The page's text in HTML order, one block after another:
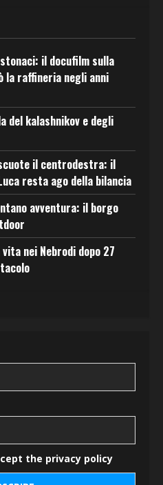
il docufilm sulla
la raffineria negli anni
del kalashnikov e degli
il centrodestra: il
resta ago della bilancia
avventura: il borgo
nei Nebrodi dopo 27
the privacy policy